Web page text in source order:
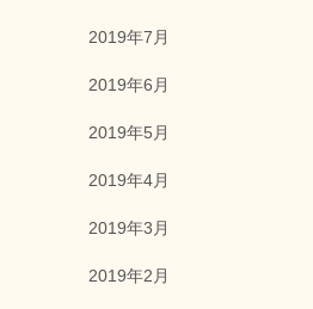
2019年7月
2019年6月
2019年5月
2019年4月
2019年3月
2019年2月